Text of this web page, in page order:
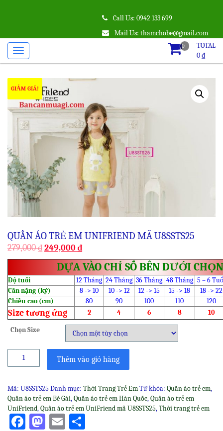
Call Us: 0942 133 699
Mail Us: thamchobe@gmail.com
0
TOTAL
0₫
GIẢM GIÁ!
QUẦN ÁO TRẺ EM UNIFRIEND MÃ U8SSTS25
279,000₫ 249,000 ₫
DỰA VÀO CHỈ SỐ BÊN DƯỚI
Độ tuổi 12 Tháng 24 Tháng 36 Tháng 48 Tháng 5 – 6
Cân nặng (ký)
8 -> 10 10 -> 12 12 -> 15 15 -> 18
18 -> 22
Chiều cao (cm)
80 90 100 110 120
Size tương ứng 2 4 6 8 10
Chọn Size
Quần
UniFriend
mã
U8SSTS25
số
Thêm vào giỏ hàng
Mã: U8SSTS25 Danh mục: Thời Trang Trẻ EmTừ khóa: Quần áo trẻ em,
Quần áo trẻ em Bé Gái,Quần áo trẻ em Hàn Quốc,Quần áo trẻ em
UniFriend,Quần áo trẻ em UniFriend mã U8SSTS25,Thời trang trẻ em
Facebook
Mastodon
Email